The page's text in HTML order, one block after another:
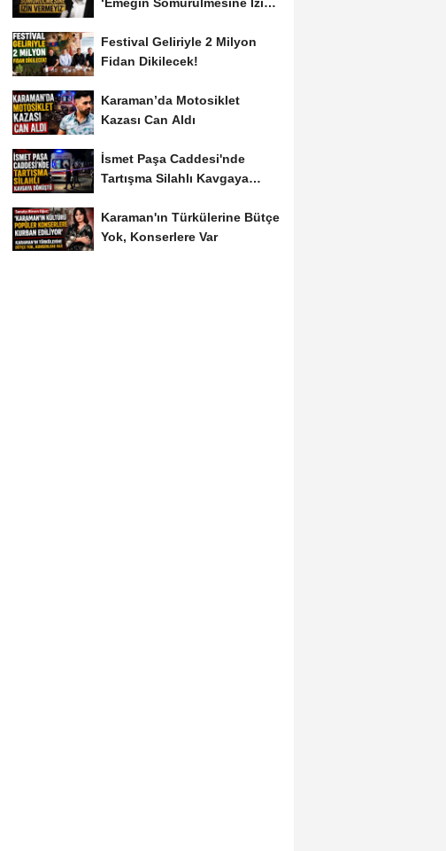
‘Emeğin Sömürülmesine İzin
Festival Geliriyle 2 Milyon
Fidan Dikilecek!
Karaman’da Motosiklet
Kazası Can Aldı
İsmet Paşa Caddesi'nde
Tartışma Silahlı Kavgaya
Karaman'ın Türkülerine Bütçe
Yok, Konserlere Var